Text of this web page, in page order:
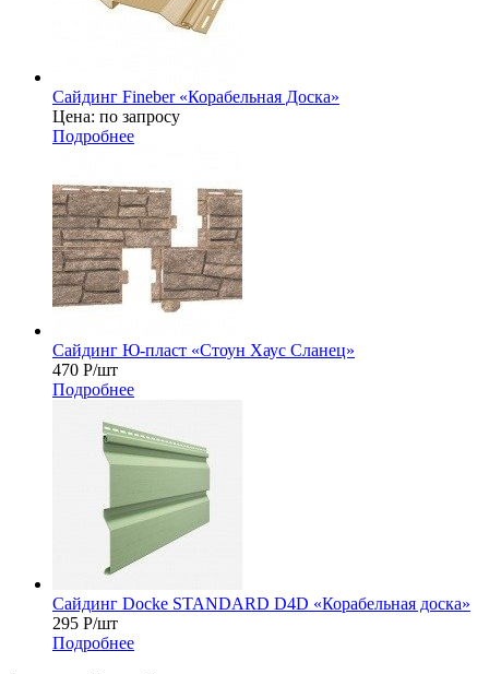
Сайдинг Fineber «Корабельная Доска»
Цена: по запросу
Подробнее
Сайдинг Ю-пласт «Стоун Хаус Сланец»
470 Р/шт
Подробнее
Сайдинг Docke STANDARD D4D «Корабельная доска»
295 Р/шт
Подробнее